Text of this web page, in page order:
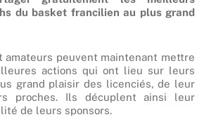
du basket francilien au plus grand
amateurs peuvent maintenant mettre
actions qui ont lieu sur leurs
grand plaisir des licenciés, de leur
proches. Ils décuplent ainsi leur
de leurs sponsors.